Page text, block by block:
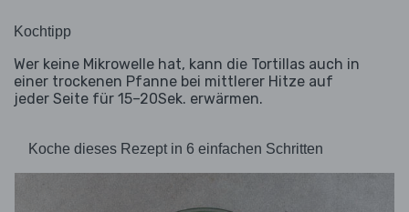
Kochtipp
Wer keine Mikrowelle hat, kann die Tortillas auch in
einer trockenen Pfanne bei mittlerer Hitze auf
jeder Seite für 15–20Sek. erwärmen.
Koche dieses Rezept in 6 einfachen Schritten